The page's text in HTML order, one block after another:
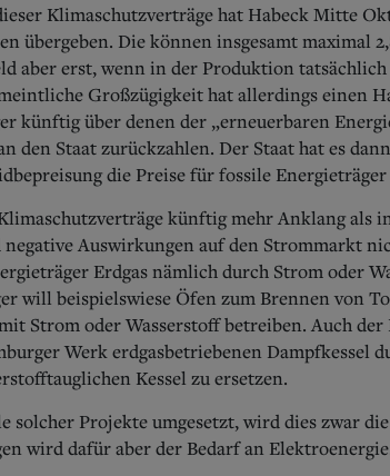
Klimaschutzverträge hat Habeck Mitte
übergeben. Die können insgesamt maximal
aber erst, wenn in der Produktion
Großzügigkeit hat allerdings einen
künftig über denen der „erneuerbaren
den Staat zurückzahlen. Der Staat hat es
die Preise für fossile
künftig mehr Anklang als
Auswirkungen auf den Strommarkt
Erdgas nämlich durch Strom oder
will beispielswiese Öfen zum Brennen von
Strom oder Wasserstoff betreiben. Auch
Werk erdgasbetriebenen Dampfkessel
Kessel zu ersetzen.
solcher Projekte umgesetzt, wird dies zwar
wird dafür aber der Bedarf an